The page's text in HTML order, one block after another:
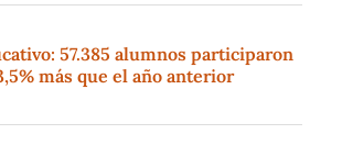
57.385 alumnos participaron
más que el año anterior